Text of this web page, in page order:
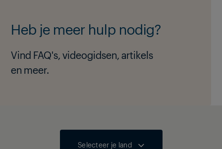
Heb je meer hulp nodig?
Vind FAQ's, videogidsen, artikels
en meer.
Selecteer je land